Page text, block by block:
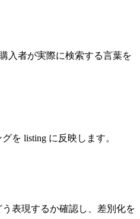
購入者が実際に検索する言葉を
を listing に反映します。
表現するか確認し、差別化を